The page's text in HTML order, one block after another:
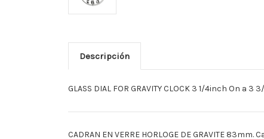
Descripción
GLASS DIAL FOR GRAVITY CLOCK 3 1/4inch On
CADRAN EN VERRE HORLOGE DE GRAVITE